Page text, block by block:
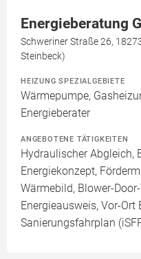
Energieberatung
Schweriner Straße 26,
Steinbeck)
HEIZUNG SPEZIALGEBIETE
Wärmepumpe,
Energieberater
ANGEBOTENE TÄTIGKEITEN
Hydraulischer Abgleich,
Energiekonzept,
Wärmebild, Blower-
Energieausweis, Vor-
Sanierungsfahrplan